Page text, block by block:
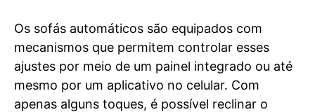
Os sofás automáticos são equipados com
mecanismos que permitem controlar esses
ajustes por meio de um painel integrado ou até
mesmo por um aplicativo no celular. Com
apenas alguns toques, é possível reclinar o